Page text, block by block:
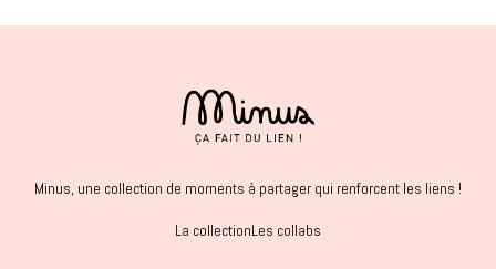
Minus, une collection de moments à partager qui renforcent les liens !
La collectionLes collabs